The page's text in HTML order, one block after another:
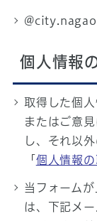
個人情報
取得した個
またはご意
し、それ以
「 個人情報
当フォーム
は、下記メ